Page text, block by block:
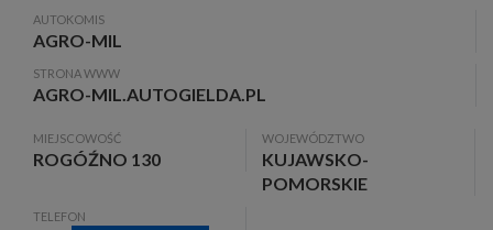
AUTOKOMIS
AGRO-MIL
STRONA WWW
AGRO-MIL.AUTOGIELDA.PL
MIEJSCOWOŚĆ
ROGÓŹNO 130
WOJEWÓDZTWO
KUJAWSKO-
POMORSKIE
TELEFON